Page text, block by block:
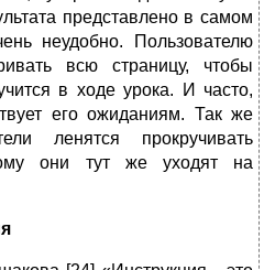
представлено в самом
неудобно. Пользователю
всю страницу, чтобы
в ходе урока. И часто,
его ожиданиям. Так же
ленятся прокручивать
они тут же уходят на